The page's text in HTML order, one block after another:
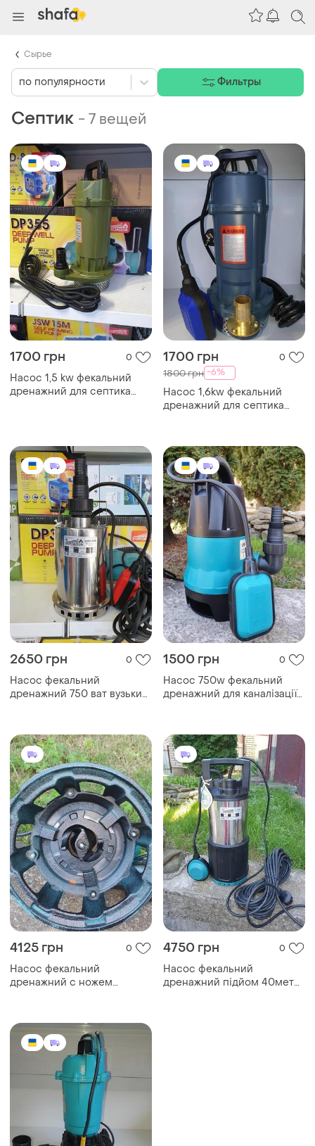
Септик -7 вещей
1700 грн 0
Насос 1,5 kw фекальний
дренажний для септика
1700 грн 0
1800 грн -6%
Насос 1,6kw фекальний
дренажний для септика
2650 грн 0
Насос фекальний
дренажний 750 ват вузький
1500 грн 0
Насос 750w фекальний
дренажний для каналізації
4125 грн 0
Насос фекальний
дренажний с ножем
4750 грн 0
Насос фекальний
дренажний підйом 40метр
по популярности Фильтры
Сырье